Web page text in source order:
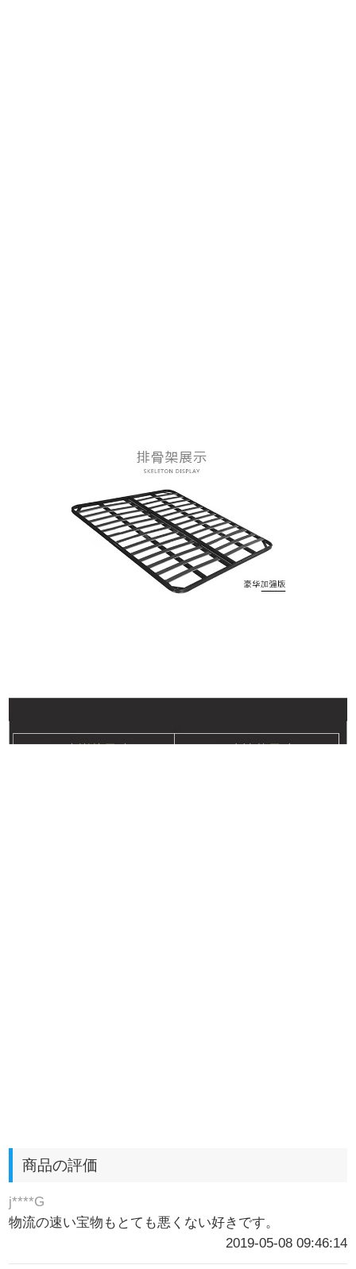
商品の評価
j****G
物流の速い宝物もとても悪くない好きです。
2019-05-08 09:46:14